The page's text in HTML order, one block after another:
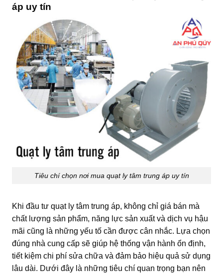
áp uy tín
Tiêu chí chọn nơi mua quạt ly tâm trung áp uy tín
Khi đầu tư quạt ly tâm trung áp, không chỉ giá bán mà
chất lượng sản phẩm, năng lực sản xuất và dịch vụ hậu
mãi cũng là những yếu tố cần được cân nhắc. Lựa chọn
đúng nhà cung cấp sẽ giúp hệ thống vận hành ổn định,
tiết kiệm chi phí sửa chữa và đảm bảo hiệu quả sử dụng
lâu dài. Dưới đây là những tiêu chí quan trọng bạn nên